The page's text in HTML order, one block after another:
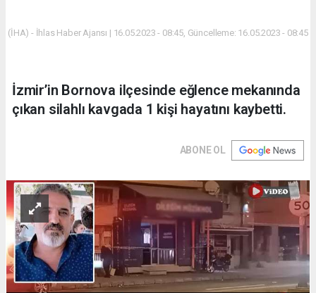
(İHA) - İhlas Haber Ajansı | 16.05.2023 - 08:45, Güncelleme: 16.05.2023 - 08:45
İzmir’in Bornova ilçesinde eğlence mekanında
çıkan silahlı kavgada 1 kişi hayatını kaybetti.
ABONE OL